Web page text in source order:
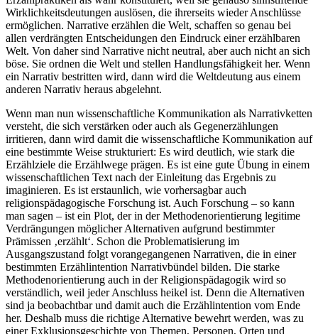
Wirklichkeitsdeutungen auslösen, die ihrerseits wieder Anschlüsse
ermöglichen. Narrative erzählen die Welt, schaffen so genau bei
allen verdrängten Entscheidungen den Eindruck einer erzählbaren
Welt. Von daher sind Narrative nicht neutral, aber auch nicht an sich
böse. Sie ordnen die Welt und stellen Handlungsfähigkeit her. Wenn
ein Narrativ bestritten wird, dann wird die Weltdeutung aus einem
anderen Narrativ heraus abgelehnt.
Wenn man nun wissenschaftliche Kommunikation als Narrativketten
versteht, die sich verstärken oder auch als Gegenerzählungen
irritieren, dann wird damit die wissenschaftliche Kommunikation auf
eine bestimmte Weise strukturiert: Es wird deutlich, wie stark die
Erzählziele die Erzählwege prägen. Es ist eine gute Übung in einem
wissenschaftlichen Text nach der Einleitung das Ergebnis zu
imaginieren. Es ist erstaunlich, wie vorhersagbar auch
religionspädagogische Forschung ist. Auch Forschung – so kann
man sagen – ist ein Plot, der in der Methodenorientierung legitime
Verdrängungen möglicher Alternativen aufgrund bestimmter
Prämissen ‚erzählt‘. Schon die Problematisierung im
Ausgangszustand folgt vorangegangenen Narrativen, die in einer
bestimmten Erzählintention Narrativbündel bilden. Die starke
Methodenorientierung auch in der Religionspädagogik wird so
verständlich, weil jeder Anschluss heikel ist. Denn die Alternativen
sind ja beobachtbar und damit auch die Erzählintention vom Ende
her. Deshalb muss die richtige Alternative bewehrt werden, was zu
einer Exklusionsgeschichte von Themen, Personen, Orten und